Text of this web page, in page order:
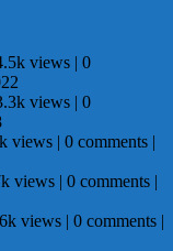
views | 0
views | 0
views | 0 comments |
views | 0 comments |
views | 0 comments |